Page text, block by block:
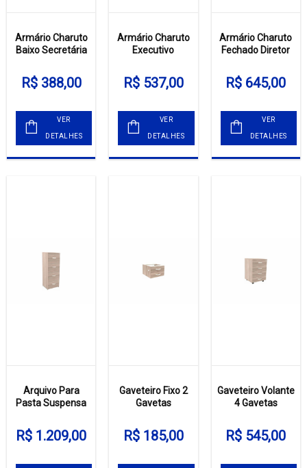
Armário Charuto
Baixo Secretária
R$ 388,00
VER
DETALHES
Armário Charuto
Executivo
R$ 537,00
VER
DETALHES
Armário Charuto
Fechado Diretor
R$ 645,00
VER
DETALHES
Arquivo Para
Pasta Suspensa
R$ 1.209,00
Gaveteiro Fixo 2
Gavetas
R$ 185,00
Gaveteiro Volante
4 Gavetas
R$ 545,00